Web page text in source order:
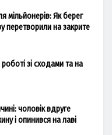
мільйонерів: Як берег
перетворили на закрите
роботі зі сходами та на
чоловік вдруге
і опинився на лаві